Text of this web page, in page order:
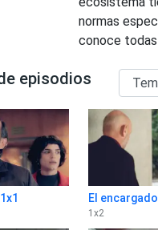
normas
conoce
episodios
El
1 x2